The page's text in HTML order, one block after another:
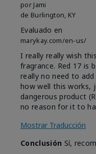
por Jami
de Burlington, KY
Evaluado en
marykay.com/en-us/
I really really wish
fragrance. Red 17 is
really no need to
how well this works,
dangerous product
no reason for it to
Mostrar Traducción
Conclusión Sí,